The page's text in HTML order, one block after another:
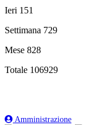
Ieri 151
Settimana 729
Mese 828
Totale 106929
Amministrazione